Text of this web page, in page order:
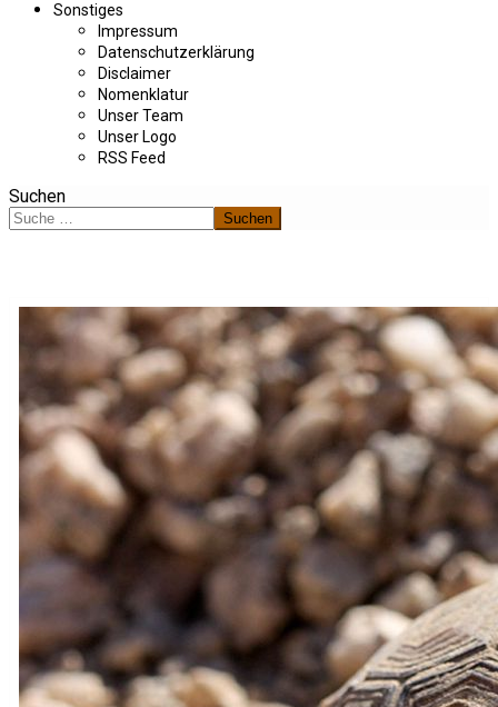
Sonstiges
Impressum
Datenschutzerklärung
Disclaimer
Nomenklatur
Unser Team
Unser Logo
RSS Feed
Suchen
Suchen